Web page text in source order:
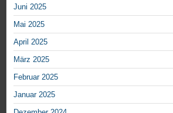
Juni 2025
Mai 2025
April 2025
März 2025
Februar 2025
Januar 2025